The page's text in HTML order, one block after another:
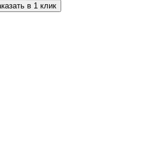
в 1 клик